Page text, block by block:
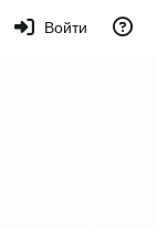
Войти